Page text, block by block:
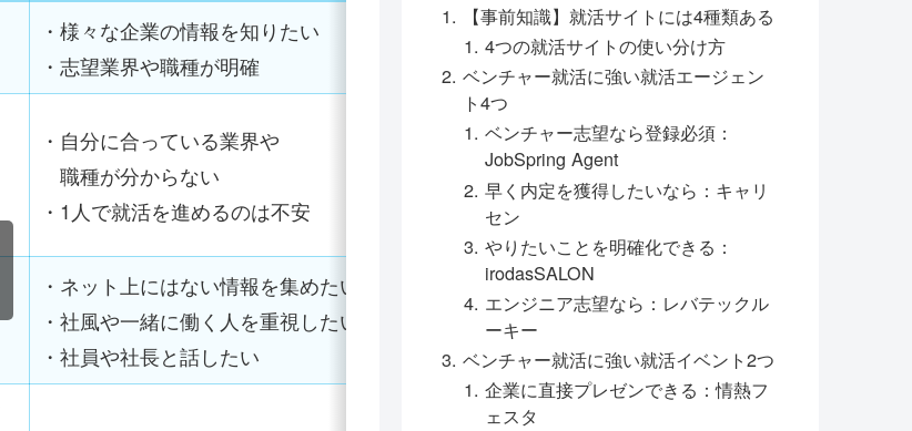
・様々な企業の情報を知りたい
・志望業界や職種が明確
・自分に合っている業界や
職種が分からない
・1人で就活を進めるのは不安
・ネット上にはない情報を集めたい
・社風や一緒に働く人を重視したい
・社員や社長と話したい
【事前知識】就活サイトには4種類ある
4つの就活サイトの使い分け方
ベンチャー就活に強い就活エージェン
ト4つ
ベンチャー志望なら登録必須：
JobSpring Agent
早く内定を獲得したいなら：キャリ
セン
やりたいことを明確化できる：
irodasSALON
エンジニア志望なら：レバテックル
ーキー
ベンチャー就活に強い就活イベント2つ
企業に直接プレゼンできる：情熱フ
ェスタ